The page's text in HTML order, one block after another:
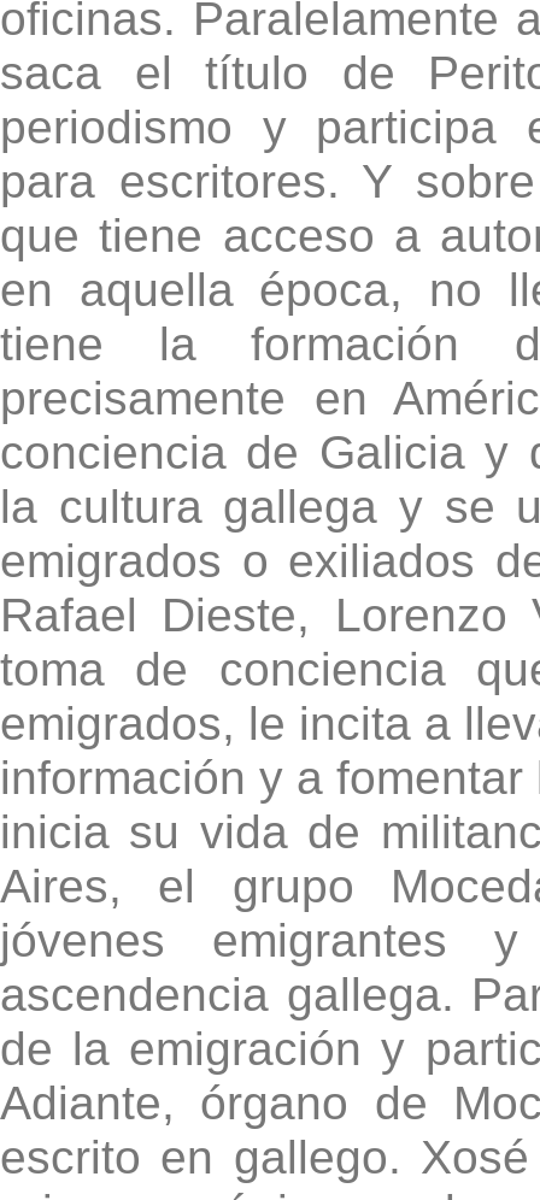
oficinas. Paralelamente
saca el título de
periodismo y participa
para escritores. Y
que tiene acceso a
en aquella época, no
tiene la formación
precisamente en
conciencia de Galicia y
la cultura gallega y se
emigrados o exiliados
Rafael Dieste,
toma de conciencia
emigrados, le incita a
información y a
inicia su vida de
Aires, el grupo
jóvenes emigrantes
ascendencia gallega.
de la emigración y
Adiante, órgano de
escrito en gallego.